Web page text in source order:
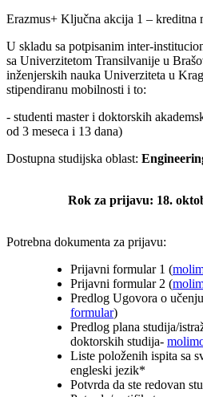
Erazmus+ Ključna akcija 1 – kreditna
U skladu sa potpisanim inter-
sa Univerzitetom Transilvanije u
inženjerskih nauka Univerziteta u
stipendiranu mobilnosti i to:
- studenti master i doktorskih
od 3 meseca i 13 dana)
Dostupna studijska oblast:
Rok za prijavu: 18.
Potrebna dokumenta za prijavu:
Prijavni formular 1 (
Prijavni formular 2 (
Predlog Ugovora o
formular)
Predlog plana studija/
doktorskih studija-
Liste položenih ispita sa
engleski jezik*
Potvrda da ste redovan